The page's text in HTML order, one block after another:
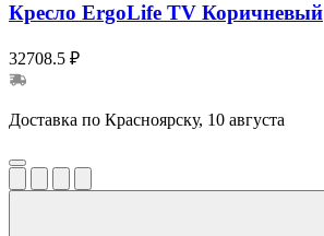
Кресло ErgoLife TV Коричневый
32708.5 ₽
Доставка по Красноярску, 10 августа